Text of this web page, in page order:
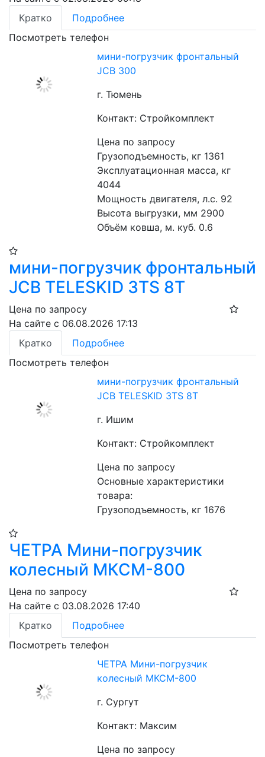
Кратко
Подробнее
Посмотреть телефон
мини-погрузчик фронтальный
JCB 300
г. Тюмень
Контакт: Стройкомплект
Цена по запросу
Грузоподъемность, кг 1361
Эксплуатационная масса, кг
4044
Мощность двигателя, л.с. 92
Высота выгрузки, мм 2900
Объём ковша, м. куб. 0.6
мини-погрузчик фронтальный
JCB TELESKID 3TS 8T
Цена по запросу
На сайте с 06.08.2026 17:13
Кратко
Подробнее
Посмотреть телефон
мини-погрузчик фронтальный
JCB TELESKID 3TS 8T
г. Ишим
Контакт: Стройкомплект
Цена по запросу
Основные характеристики
товара:
Грузоподъемность, кг 1676
ЧЕТРА Мини-погрузчик
колесный МКСМ-800
Цена по запросу
На сайте с 03.08.2026 17:40
Кратко
Подробнее
Посмотреть телефон
ЧЕТРА Мини-погрузчик
колесный МКСМ-800
г. Сургут
Контакт: Максим
Цена по запросу